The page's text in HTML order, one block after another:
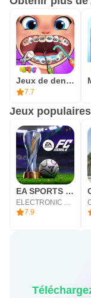
Jeux de dentiste pour enfants
7.7
Jeux
EA SPORTS FC Mobile 26
7.9